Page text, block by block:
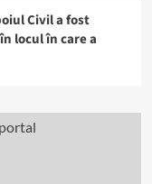
Civil a fost
locul în care a